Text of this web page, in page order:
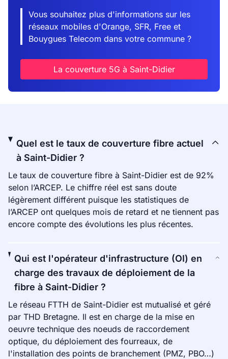
Vous souhaitez plus d'informations sur les
réseaux mobiles d'Orange, SFR, Free et
Bouygues Telecom dans votre commune ?
La couverture 5G à Saint-Didier
Quel est le taux de couverture fibre actuel
à Saint-Didier ?
Le taux de couverture fibre à Saint-Didier est de 92%
selon l’ARCEP. Le chiffre réel est sans doute
légèrement différent puisque les statistiques de
l’ARCEP ont quelques mois de retard et ne tiennent pas
encore compte des évolutions les plus récentes.
Qui est l'opérateur d'infrastructure (OI) en
charge des travaux de déploiement de la
fibre à Saint-Didier ?
Le réseau FTTH de Saint-Didier est mutualisé et géré
par THD Bretagne. Il est en charge de la mise en
oeuvre technique des noeuds de raccordement
optique, du déploiement des fourreaux, de
l'installation des points de branchement (PMZ, PBO…)